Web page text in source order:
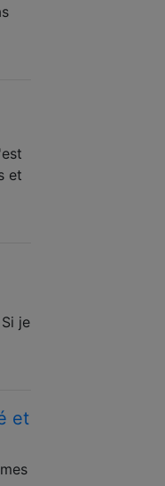
et
je
et